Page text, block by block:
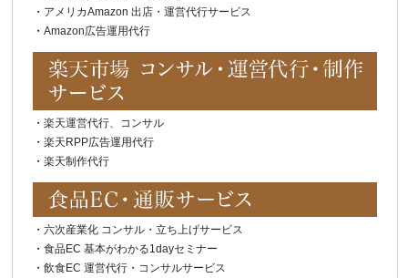
・ アメリカAmazon 出店・運営代行サービス
・ Amazon広告運用代行
・ 楽天運営代行、コンサル
・ 楽天RPP広告運用代行
・ 楽天制作代行
・ 六次産業化 コンサル・立ち上げサービス
・ 食品EC 基本がわかる1dayセミナー
・ 飲食EC 運営代行・コンサルサービス